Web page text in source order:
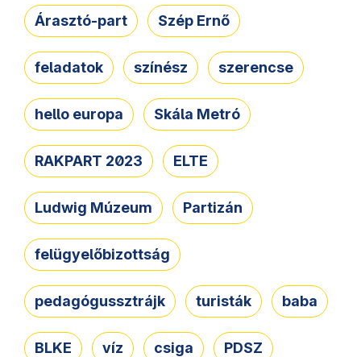
Árasztó-part Szép Ernő
feladatok színész szerencse
hello europa Skála Metró
RAKPART 2023 ELTE
Ludwig Múzeum Partizán
felügyelőbizottság
pedagógussztrájk turisták baba
BLKE víz csiga PDSZ